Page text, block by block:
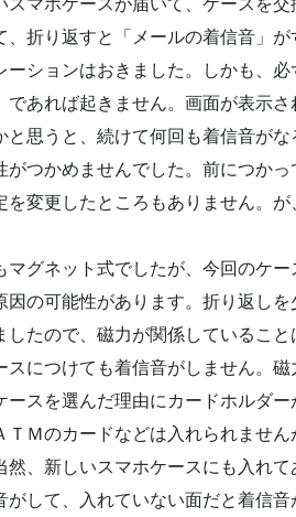
スマホケースが届いて、ケースを
、折り返すと「メールの着信音」
ーションはおきました。しかも、
であれば起きません。画面が表示
と思うと、続けて何回も着信音がな
がつかめませんでした。前につか
を変更したところもありません。
マグネット式でしたが、今回のケ
因の可能性があります。折り返し
したので、磁力が関係しているこ
スにつけても着信音がしません。磁
ースを選んだ理由にカードホルダ
ＴＭのカードなどは入れられませ
然、新しいスマホケースにも入れ
がして、入れていない面だと着信